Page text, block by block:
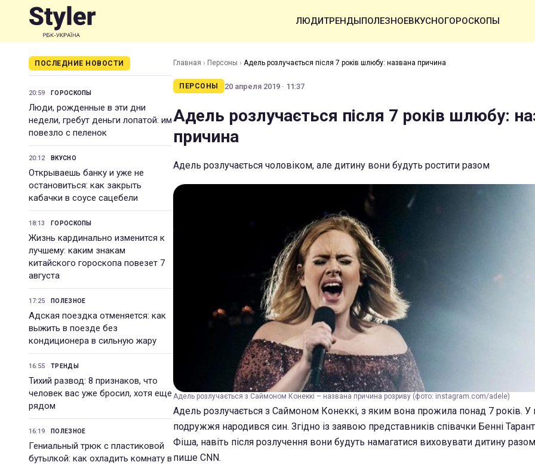
ЛЮДИТРЕНДЫПОЛЕЗНОЕВКУСНОГОРОСКОПЫ
ПОСЛЕДНИЕ НОВОСТИ
20:59 ГОРОСКОПЫ
Люди, рожденные в эти дни
недели, гребут деньги лопатой: им
повезло с пеленок
20:12 ВКУСНО
Открываешь банку и уже не
остановиться: как закрыть
кабачки в соусе сацебели
18:13 ГОРОСКОПЫ
Жизнь кардинально изменится к
лучшему: каким знакам
китайского гороскопа повезет 7
августа
17:25 ПОЛЕЗНОЕ
Адская поездка отменяется: как
выжить в поезде без
кондиционера в сильную жару
16:55 ТРЕНДЫ
Тихий развод: 8 признаков, что
человек вас уже бросил, хотя еще
рядом
16:19 ПОЛЕЗНОЕ
Гениальный трюк с пластиковой
бутылкой: как охладить комнату в
Главная › Персоны › Адель розлучається після 7 років шлюбу: названа причина
ПЕРСОНЫ 20 апреля 2019 · 11:37
Адель розлучається після 7 років шлюбу:
причина
Адель розлучається чоловіком, але дитину вони будуть ростити разом
Адель розлучається з Саймоном Конеккі – названа причина розриву (фото: instagram.com/adele)
Адель розлучається з Саймоном Конеккі, з яким вона прожила понад 7 років.
подружжя народився син. Згідно із заявою представників співачки Бенні
Фіша, навіть після розлучення вони будуть намагатися виховувати дитину
пише CNN.